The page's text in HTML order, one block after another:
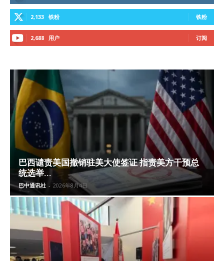
2,133 铁粉 铁粉
2,688 用户 订阅
巴西谴责美国撤销驻美大使签证 指责美方干预总
统选举...
巴中通讯社 - 2026年8月4日